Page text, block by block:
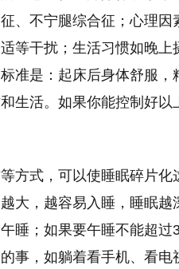
、不宁腿综合征；心理因
等干扰；生活习惯如晚上
准是：起床后身体舒服，
生活。如果你能控制好以
方式，可以使睡眠碎片化
大，越容易入睡，睡眠越
睡；如果要午睡不能超过
事，如躺着看手机、看电